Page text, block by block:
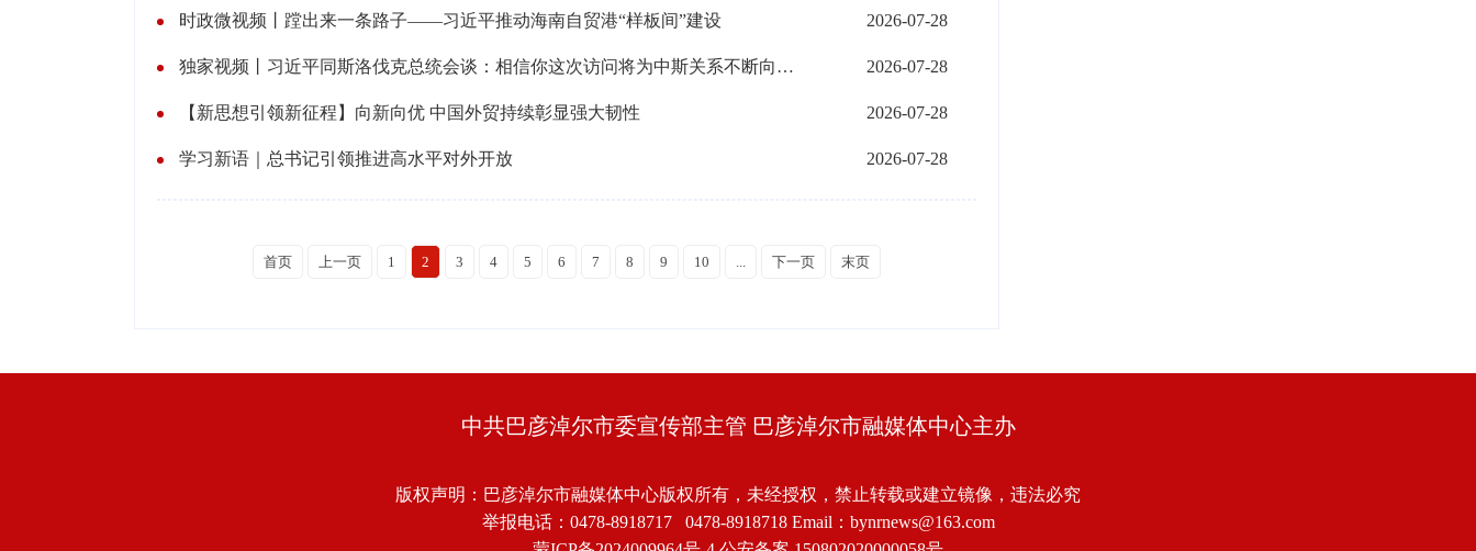
时政微视频丨蹚出来一条路子——习近平推动海南自贸港“样板间”建设 2026-07-28
独家视频丨习近平同斯洛伐克总统会谈：相信你这次访问将为中斯关系不断向前发展注入新动力 2026-07-28
【新思想引领新征程】向新向优 中国外贸持续彰显强大韧性 2026-07-28
学习新语｜总书记引领推进高水平对外开放 2026-07-28
首页 上一页 1 2 3 4 5 6 7 8 9 10 ... 下一页 末页
中共巴彦淖尔市委宣传部主管 巴彦淖尔市融媒体中心主办
版权声明：巴彦淖尔市融媒体中心版权所有，未经授权，禁止转载或建立镜像，违法必究
举报电话：0478-8918717 0478-8918718 Email：bynrnews@163.com